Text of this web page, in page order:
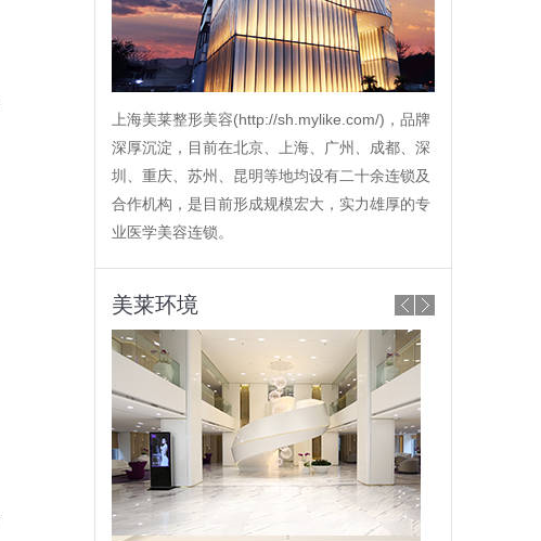
上海美莱整形美容(http://sh.mylike.com/)，品牌
深厚沉淀，目前在北京、上海、广州、成都、深
圳、重庆、苏州、昆明等地均设有二十余连锁及
合作机构，是目前形成规模宏大，实力雄厚的专
业医学美容连锁。
美莱环境